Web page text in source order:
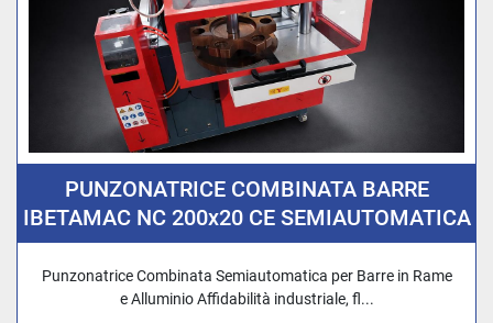
PUNZONATRICE COMBINATA BARRE
IBETAMAC NC 200x20 CE SEMIAUTOMATICA
Punzonatrice Combinata Semiautomatica per Barre in Rame
e Alluminio Affidabilità industriale, fl...